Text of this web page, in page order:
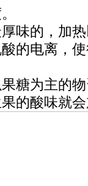
味的，加
的电离，
糖为主的
的酸味就